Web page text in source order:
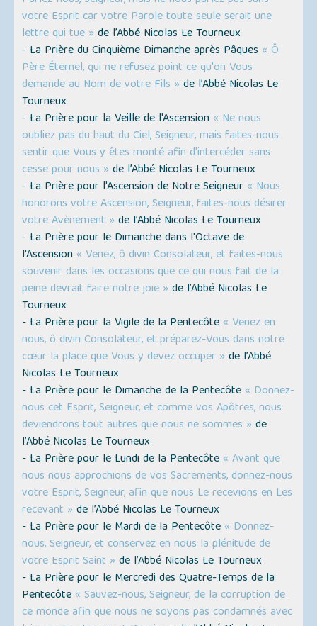
votre Esprit car votre Parole toute seule serait une
lettre qui tue » de l’Abbé Nicolas Le Tourneux
- La Prière du Cinquième Dimanche après Pâques « Ô
Père Éternel, qui ne refusez point ce qu'on Vous
demande au Nom de votre Fils » de l’Abbé Nicolas Le
Tourneux
- La Prière pour la Veille de l'Ascension « Ne nous
oubliez pas du haut du Ciel, Seigneur, mais faites-nous
sentir que Vous y êtes monté afin d'intercéder sans
cesse pour nous » de l’Abbé Nicolas Le Tourneux
- La Prière pour l'Ascension de Notre Seigneur « Nous
honorons votre Ascension, Seigneur, faites-nous désirer
votre Avènement » de l’Abbé Nicolas Le Tourneux
- La Prière pour le Dimanche dans l'Octave de
l'Ascension « Venez, ô divin Consolateur, et faites-nous
souvenir dans les occasions que ce qui nous fait de la
peine devrait faire notre joie » de l’Abbé Nicolas Le
Tourneux
- La Prière pour la Vigile de la Pentecôte « Venez en
nous, ô divin Consolateur, et préparez-Vous dans notre
cœur la place que Vous y devez occuper » de l’Abbé
Nicolas Le Tourneux
- La Prière pour le Dimanche de la Pentecôte « Donnez-
nous cet Esprit, Seigneur, et comme vos Apôtres, nous
deviendrons tout autres que nous ne sommes » de
l’Abbé Nicolas Le Tourneux
- La Prière pour le Lundi de la Pentecôte « Avant que
nous nous approchions de vos Sacrements, donnez-nous
votre Esprit, Seigneur, afin que nous Le recevions en Les
recevant » de l’Abbé Nicolas Le Tourneux
- La Prière pour le Mardi de la Pentecôte « Donnez-
nous, Seigneur, et conservez en nous la plénitude de
votre Esprit Saint » de l’Abbé Nicolas Le Tourneux
- La Prière pour le Mercredi des Quatre-Temps de la
Pentecôte « Sauvez-nous, Seigneur, de la corruption de
ce monde afin que nous ne soyons pas condamnés avec